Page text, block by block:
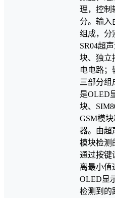
理，控制
分。输入
组成，分
SR04超
块、独立
电电路；
三部分组
是OLED
块、
GSM模
器。由超
模块检测
通过按键
离最小值
OLED显
检测到的